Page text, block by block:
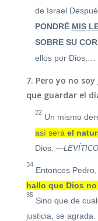
de Israel
PONDRÉ MIS
SOBRE SU
ellos por Dios,…
7. Pero yo no
que guardar el
22Un mismo
así será el
Dios.
34
Entonces
hallo que Dios
35
Sino que de
justicia, se agrada.